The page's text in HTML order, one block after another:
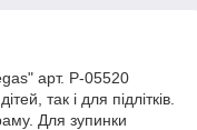
арт. P-05520
так і для підлітків.
Для зупинки